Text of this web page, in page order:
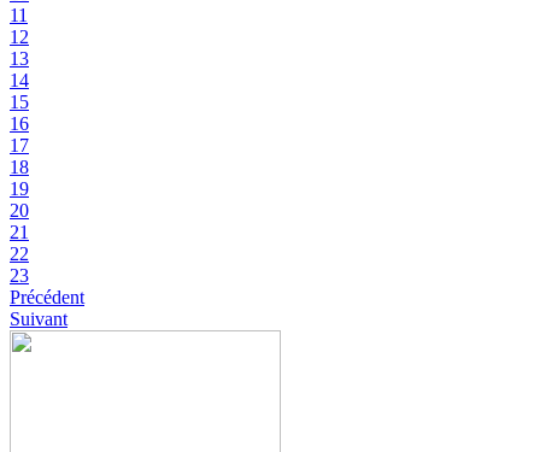
11
12
13
14
15
16
17
18
19
20
21
22
23
Précédent
Suivant